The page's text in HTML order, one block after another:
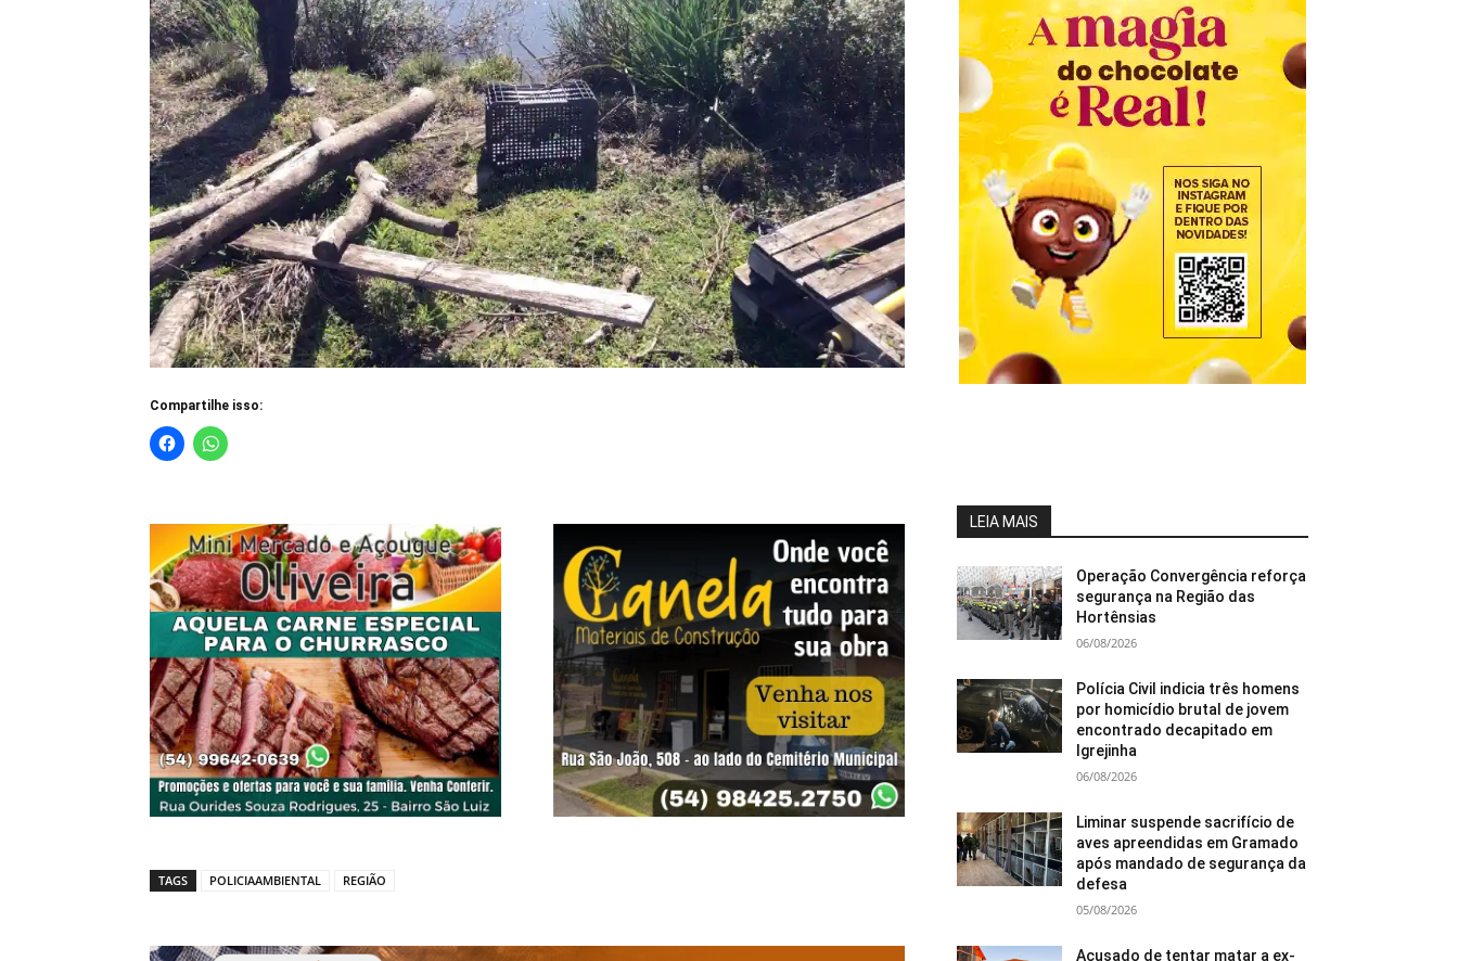
Compartilhe isso:
TAGS POLICIAAMBIENTAL REGIÃO
LEIA MAIS
Operação Convergência reforça
segurança na Região das
Hortênsias
06/08/2026
Polícia Civil indicia três homens
por homicídio brutal de jovem
encontrado decapitado em
Igrejinha
06/08/2026
Liminar suspende sacrifício de
aves apreendidas em Gramado
após mandado de segurança da
defesa
05/08/2026
Acusado de tentar matar a ex-